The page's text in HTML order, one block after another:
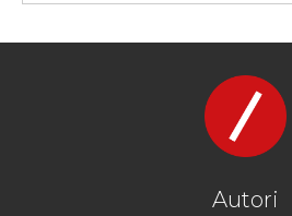
#CHEVROLET
#COUNTACH
#MONSTER OF
#PORSCHE
#TURBO #V12
Autori